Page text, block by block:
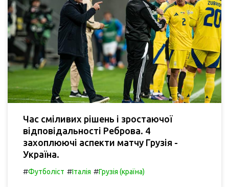
Час сміливих рішень і зростаючої
відповідальності Реброва. 4
захоплюючі аспекти матчу Грузія -
Україна.
#Футболіст #Італія #Грузія (країна)